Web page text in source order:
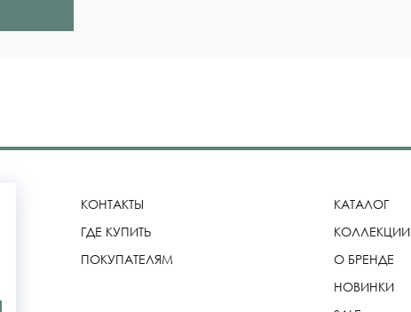
КОНТАКТЫ
ГДЕ КУПИТЬ
ПОКУПАТЕЛЯМ
КАТАЛОГ
КОЛЛЕКЦИИ
О БРЕНДЕ
НОВИНКИ